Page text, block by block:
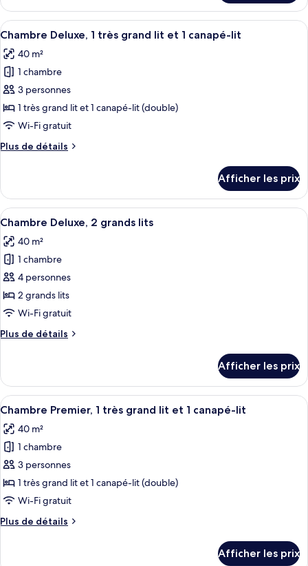
chambre
Suite
présidentielle,
1
Afficher
toutes
les
photos
pour
ce
type
chambre :
très
grand
lit
et
1
canapé-
lit
Une chambre d’hôtel moderne
7
Chambre Deluxe, 1 très grand lit et 1 canapé-lit
40 m²
1 chambre
3 personnes
1 très grand lit et 1 canapé-lit (double)
Wi-Fi gratuit
Plus de détails
Plus
Chambre
Deluxe,
1
grand
lit
canapé-
lit
Afficher les prix
Afficher
toutes
les
photos
pour
ce
type
chambre :
2
grands
lits
Une chambre d’hôtel moderne
7
Chambre Deluxe, 2 grands lits
40 m²
1 chambre
4 personnes
2 grands lits
Wi-Fi gratuit
Plus de détails
Plus
Chambre
Deluxe,
2
lits
Afficher les prix
Afficher
toutes
les
photos
pour
ce
type
chambre :
Une chambre d’hôtel moderne
7
Chambre Premier, 1 très grand lit et 1 canapé-lit
40 m²
1 chambre
3 personnes
1 très grand lit et 1 canapé-lit (double)
Wi-Fi gratuit
Plus de détails
Plus
Afficher les prix